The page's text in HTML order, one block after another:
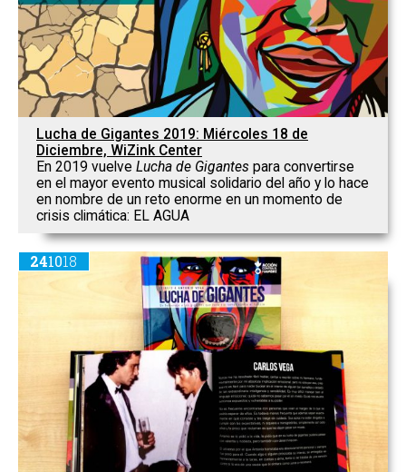
Lucha de Gigantes 2019: Miércoles 18 de
Diciembre, WiZink Center
En 2019 vuelve Lucha de Gigantes para convertirse
en el mayor evento musical solidario del año y lo hace
en nombre de un reto enorme en un momento de
crisis climática: EL AGUA
241018